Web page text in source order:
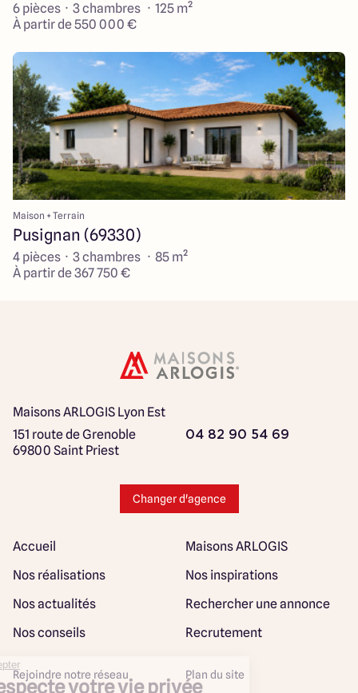
6 pièces · 3 chambres · 125 m²
À partir de 550 000 €
Maison + Terrain
Pusignan (69330)
4 pièces · 3 chambres · 85 m²
À partir de 367 750 €
Maisons ARLOGIS Lyon Est
151 route de Grenoble
69800 Saint Priest
04 82 90 54 69
Changer d'agence
Accueil
Maisons ARLOGIS
Nos réalisations
Nos inspirations
Nos actualités
Rechercher une annonce
Nos conseils
Recrutement
Rejoindre notre réseau Plan du site